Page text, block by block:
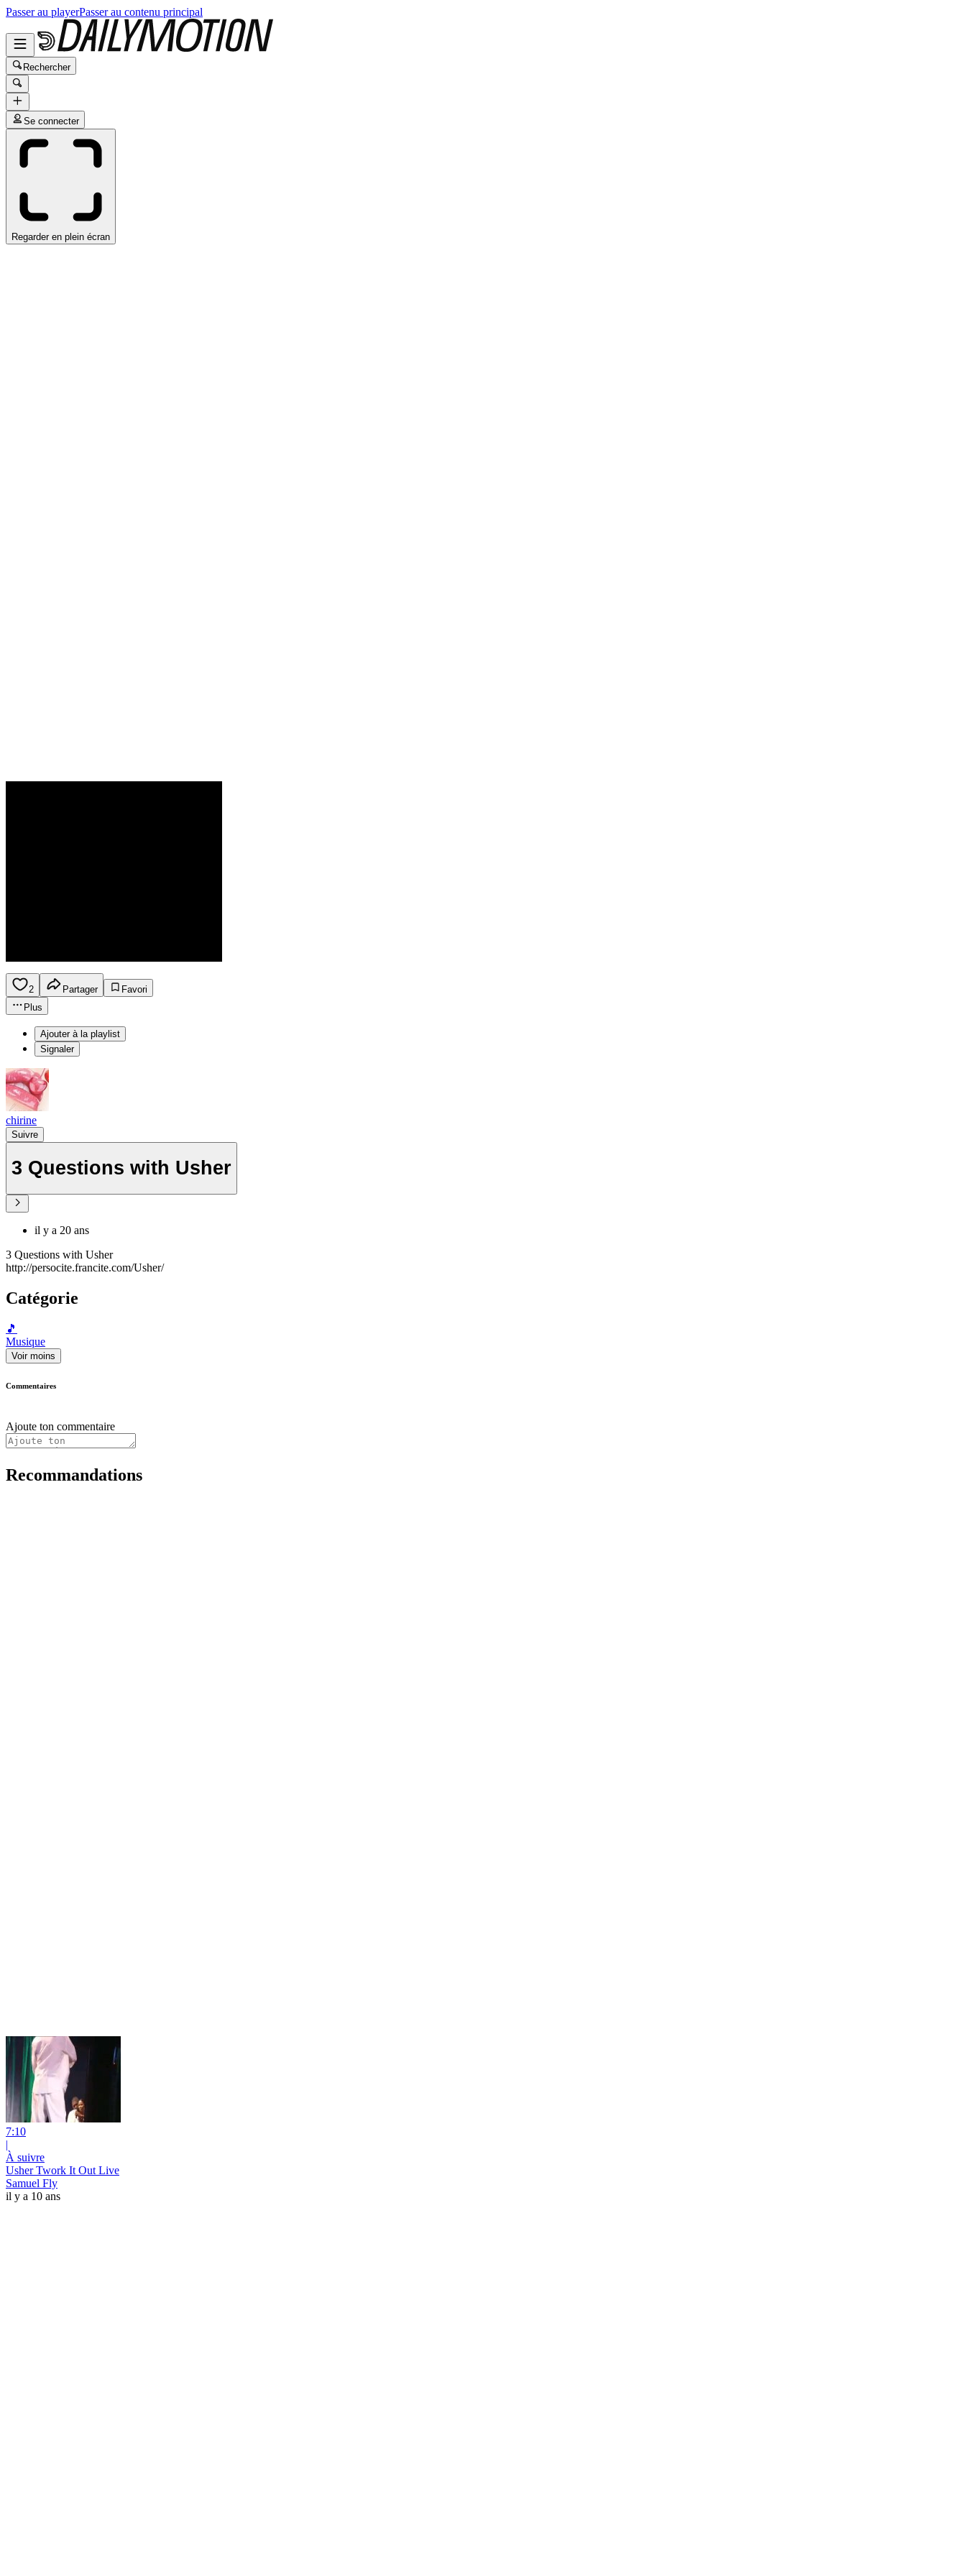
Passer au playerPasser au contenu principal
Rechercher
Se connecter
Regarder en plein écran
2 Partager
Favori
Plus
Ajouter à la playlist
Signaler
chirine
Suivre
3 Questions with Usher
il y a 20 ans
3 Questions with Usher
http://persocite.francite.com/Usher/
Catégorie
🎵
Musique
Voir moins
Commentaires
Ajoute ton commentaire
Recommandations
7:10
|
À suivre
Usher Twork It Out Live
Samuel Fly
il y a 10 ans